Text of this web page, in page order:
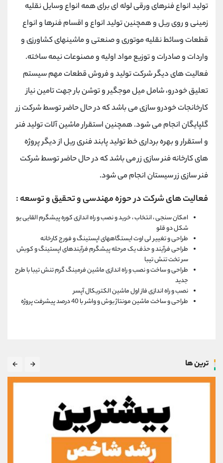
تولید انواع فنرهای ورقی لوله ای برای همه انواع وسایل نقلیه
زمینی و روی ریل و همچنین تولید انواع و اقسام فنرها و انواع
قطعات وسائط نقلیه موتوری و صنعتی و ماشینهای کشاورزی و
واردات و صادرات و توزیع مواد اولیه و مصنوعات نیمه ساخته.
فعالیت های دیگر شرکت تولید و فروش قطعات مهم سیستم
تعلیق خودرو، شامل میل موجگیر و توشن بار جهت تامین نیاز
کارخانجات خودرو سازی می باشد که در حال حاضر توسط شرکت زر
گلپایگان انجام می شود. همچنین استقرار ماشین آلات تولید فنر
و استقرار و بهره برداری خط تولید پابند فنری ریل از دیگر پروژه
های کارخانه فنر سازی زر می باشد که در حال حاضر توسط شرکت
فنر سازی زر سیستان انجام می شود.
فعالیت های شرکت در حوزه مهندسی و تحقیق و توسعه :
امکان سنجی ، انتخاب ، خرید و نصب و راه اندازی کوره پیشگرم القایی یو
شکل دو قلو
طراحی و تغییر لی اوت ایستگاههای اپستینگ و فورج کارخانه
طراحی فرآیند و حذف یک مرحله پیشگرم فرآیندهای اپستینگ و کوبش
سر تخت تنش تیبا
طراحی و ساخت و نصب و راه اندازی ماشین فرمینگ گرم تنش تیبا با طرح
جدید
نصب و راه اندازی فاز اول ماشین الکتریکال آپسر
طراحی و ساخت ماشین مونتاژ بوش و واشر با 40 درصد پیشرفت پروژه
ترین ها